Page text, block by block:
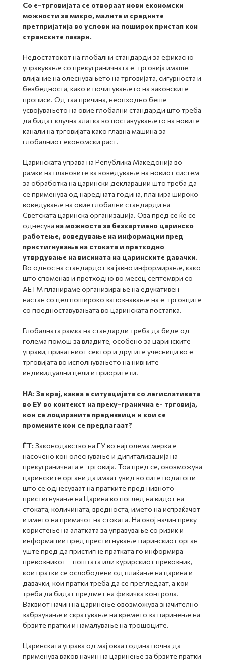
Со е-трговијата се отвораат нови економски
можности за микро, малите и средните
претпријатија во услови на поширок пристап кон
странските пазари.
Недостатокот на глобални стандарди за ефикасно
управување со прекуграничната е-трговија имаше
влијание на олеснувањето на трговијата, сигурноста и
безбедноста, како и почитувањето на законските
прописи. Од таа причина, неопходно беше
усвојувањето на овие глобални стандарди што треба
да бидат клучна алатка во поставуувањето на новите
канали на трговијата како главна машина за
глобалниот економски раст.
Царинската управа на Република Македонија во
рамки на плановите за воведување на новиот систем
за обработка на царински декларации што треба да
се применува од наредната година, планира широко
воведување на овие глобални стандарди на
Светската царинска организација. Ова пред се ќе се
однесува на можноста за безхартиено царинско
работење, воведување на информации пред
пристигнување на стоката и претходно
утврдување на висината на царинските давачки.
Во однос на стандардот за јавно информирање, како
што споменав и претходно во месец септември со
АЕТМ планираме организирање на едукативен
настан со цел пошироко запознавање на е-трговците
со поедноставувањата во царинската постапка.
Глобалната рамка на стандарди треба да биде од
голема помош за владите, особено за царинските
управи, приватниот сектор и другите учесници во е-
трговијата во исполнувањето на нивните
индивидуални цели и приоритети.
НА: За крај, каква е ситуацијата со легислативата
во ЕУ во контекст на преку-гранична е- трговија,
кои се лоцираните предизвици и кои се
промените кои се предлагаат?
ЃТ: Законодавство на ЕУ во најголема мерка е
насочено кон олеснување и дигитализација на
прекуграничната е-трговија. Тоа пред се, овозможува
царинските органи да имаат увид во сите податоци
што се однесуваат на пратките пред нивното
пристигнување на Царина во поглед на видот на
стоката, количината, вредноста, името на испраќачот
и името на примачот на стоката. На овој начин преку
користење на алатката за управување со ризик и
информации пред престигнување царинскиот орган
уште пред да пристигне пратката го информира
превозникот – поштата или курирскиот превозник,
кои пратки се ослободени од плаќање на царина и
давачки, кои пратки треба да се прегледаат, а кои
треба да бидат предмет на физичка контрола.
Ваквиот начин на царинење овозможува значително
забрзување и скратување на времето за царинење на
брзите пратки и намалување на трошоците.
Царинската управа од мај оваа година почна да
применува ваков начин на царинење за брзите пратки